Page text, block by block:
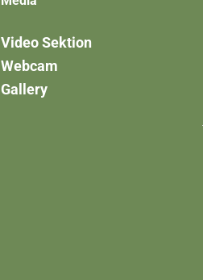
Video Sektion
Webcam
Gallery